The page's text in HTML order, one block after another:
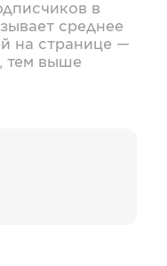
в
среднее
на странице —
тем выше